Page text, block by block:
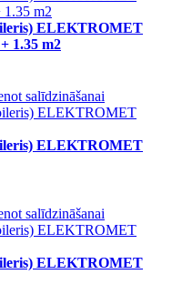
ELEKTROMET
1.35 m2
salīdzināšanai
ELEKTROMET
salīdzināšanai
ELEKTROMET